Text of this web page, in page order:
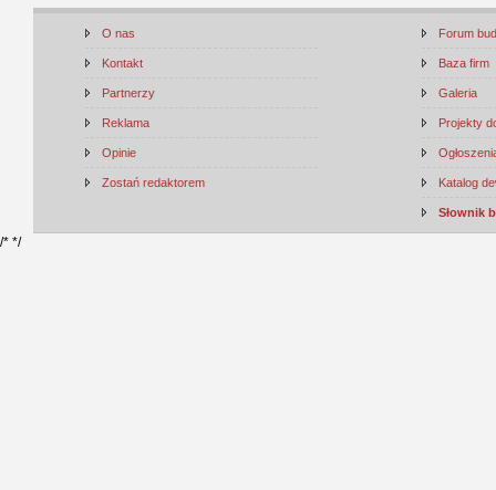
O nas
Kontakt
Partnerzy
Reklama
Opinie
Zostań redaktorem
Forum
Baza firm
Galeria
Projekty
Katalog
Słownik
/* */